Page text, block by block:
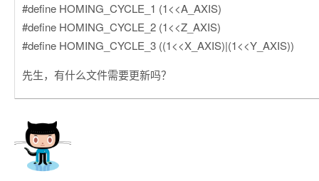
#define HOMING_CYCLE_1 (1<<A_AXIS)
#define HOMING_CYCLE_2 (1<<Z_AXIS)
#define HOMING_CYCLE_3 ((1<<X_AXIS)|(1<<Y_AXIS))
先生，有什么文件需要更新吗？